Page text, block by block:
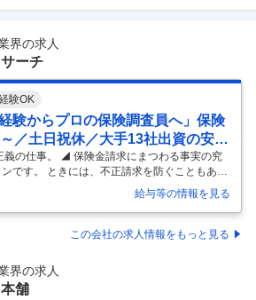
界の求人
ーチ
験OK
験からプロの保険調査員へ」保険
／土日祝休／大手13社出資の安定
の仕事。 ◢ 保険金請求にまつわる事実の究
です。 ときには、不正請求を防ぐこともあり
しながら、稼げる自分になりませんか？ ―――
る業務 ――――――― 交通事故や災害、病
かを調査します。 交通事故の事実関係を把握
ることも。 保険会社から委託を受け、運営して
行して進めます。 →調査期間は、難度に応じ
す。 ――――――― 業務の流れ ――――
給与等の情報を見る
この会社の求人情報をもっと見る
界の求人
舗